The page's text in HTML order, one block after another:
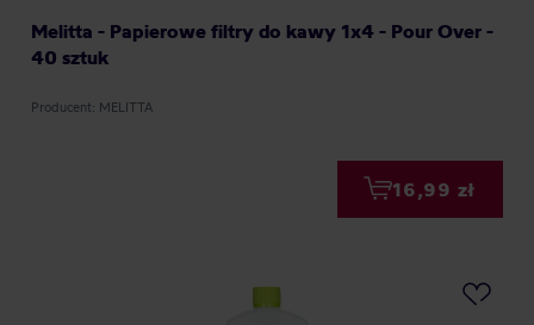
Melitta - Papierowe filtry do kawy 1x4 - Pour Over -
40 sztuk
Producent: MELITTA
16,99 zł